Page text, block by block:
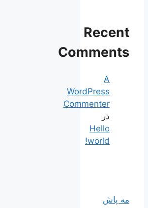
Recent
Comments
A
WordPress
Commenter
در
Hello
world!
مه پاش